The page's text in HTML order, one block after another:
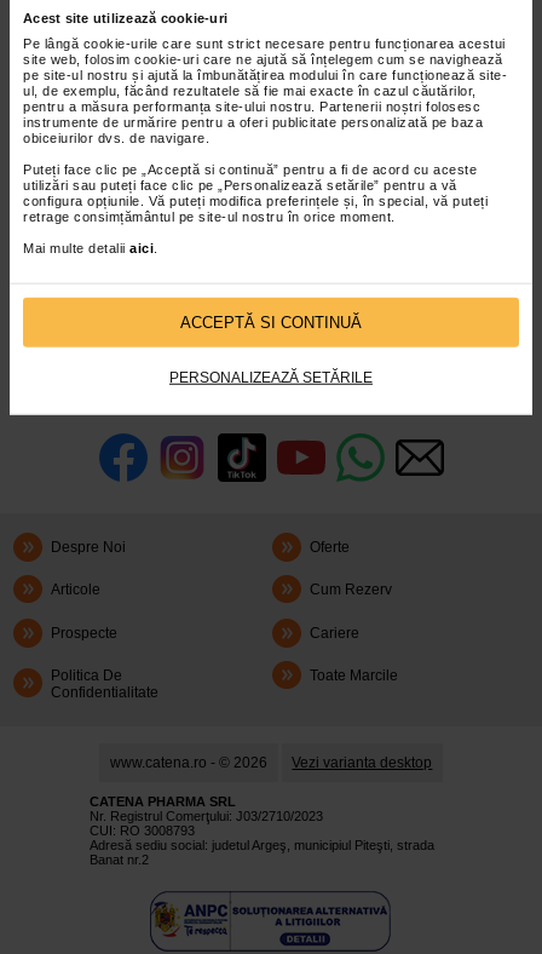
Acest site utilizează cookie-uri
Pe lângă cookie-urile care sunt strict necesare pentru funcționarea acestui
site web, folosim cookie-uri care ne ajută să înțelegem cum se navighează
pe site-ul nostru și ajută la îmbunătățirea modului în care funcționează site-
ul, de exemplu, făcând rezultatele să fie mai exacte în cazul căutărilor,
pentru a măsura performanța site-ului nostru. Partenerii noștri folosesc
instrumente de urmărire pentru a oferi publicitate personalizată pe baza
obiceiurilor dvs. de navigare.
Puteți face clic pe „Acceptă si continuă” pentru a fi de acord cu aceste
utilizări sau puteți face clic pe „Personalizează setările” pentru a vă
configura opțiunile. Vă puteți modifica preferințele și, în special, vă puteți
retrage consimțământul pe site-ul nostru în orice moment.
Mai multe detalii aici
ACCEPTĂ SI CONTINUĂ
PERSONALIZEAZĂ SETĂRILE
Hair Volume, 30 tablete, New
Ear tone, 30 tablete, New
infoline@catena.ro CallCenter
Despre Noi Oferte
Articole Cum Rezerv
Prospecte Cariere
Politica De
Confidentialitate
Toate Marcile
www.catena.ro - © 2026 Vezi varianta desktop
CATENA PHARMA SRL
Nr. Registrul Comerţului: J03/2710/2023
CUI: RO 3008793
Adresă sediu social: judetul Argeş, municipiul Piteşti, strada
Banat nr.2